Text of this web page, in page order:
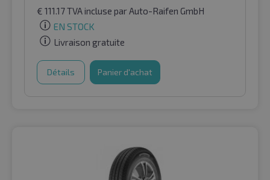
€ 111.17TVA incluse par Auto-Raifen GmbH
EN STOCK
Livraison gratuite
Détails Panier d'achat